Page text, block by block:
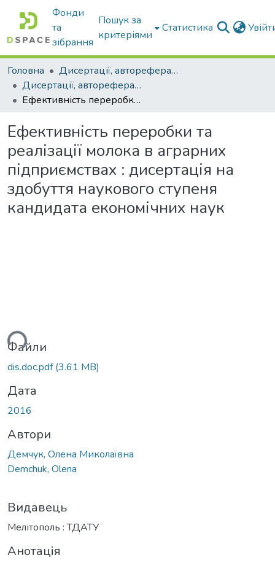
Фонди
та
зібрання
Пошук за
критеріями
Статистика
Головна
Дисертації, автореферати дисертацій
Дисертації, автореферати дисертацій
Ефективність переробки та реалізації молока в аграрних підприємствах : дисертація на здобуття наукового ступеня кандидата економічних наук
Ефективність переробки та
реалізації молока в аграрних
підприємствах : дисертація на
здобуття наукового ступеня
кандидата економічних наук
Файли
dis.doc.pdf(3.61 MB)
Дата
2016
Автори
Демчук, Олена Миколаївна
Demchuk, Olena
Видавець
Мелітополь : ТДАТУ
Анотація